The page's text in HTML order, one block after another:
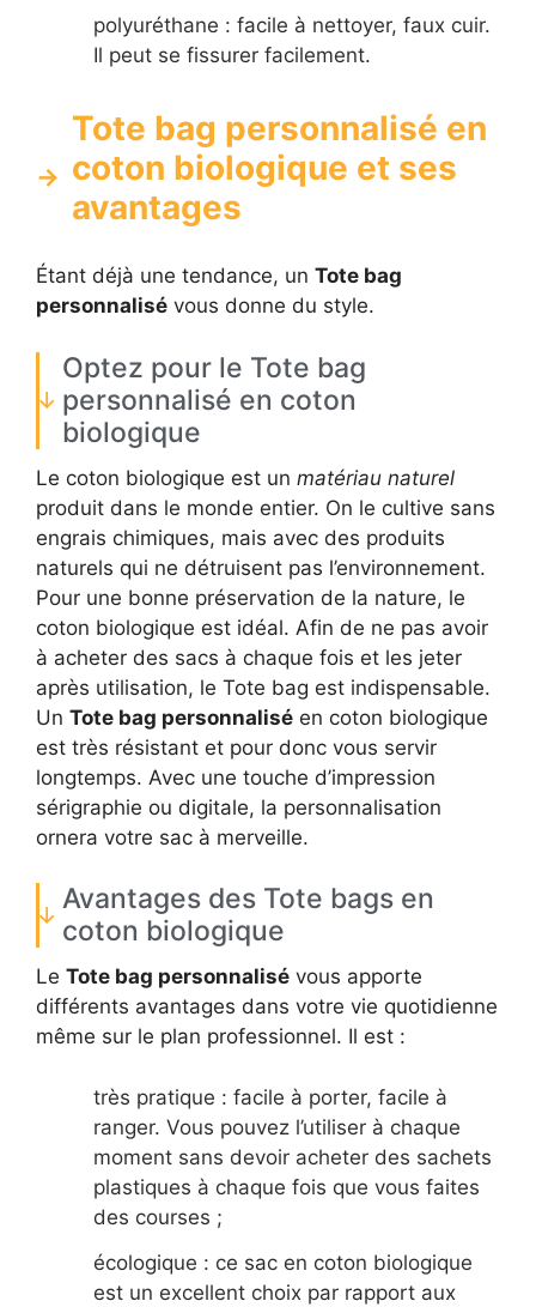
polyuréthane : facile à nettoyer, faux cuir.
Il peut se fissurer facilement.
Tote bag personnalisé en
coton biologique et ses
avantages
Étant déjà une tendance, un Tote bag
personnalisé vous donne du style.
Optez pour le Tote bag
personnalisé en coton
biologique
Le coton biologique est un matériau naturel
produit dans le monde entier. On le cultive sans
engrais chimiques, mais avec des produits
naturels qui ne détruisent pas l’environnement.
Pour une bonne préservation de la nature, le
coton biologique est idéal. Afin de ne pas avoir
à acheter des sacs à chaque fois et les jeter
après utilisation, le Tote bag est indispensable.
Un Tote bag personnalisé en coton biologique
est très résistant et pour donc vous servir
longtemps. Avec une touche d’impression
sérigraphie ou digitale, la personnalisation
ornera votre sac à merveille.
Avantages des Tote bags en
coton biologique
Le Tote bag personnalisé vous apporte
différents avantages dans votre vie quotidienne
même sur le plan professionnel. Il est :
très pratique : facile à porter, facile à
ranger. Vous pouvez l’utiliser à chaque
moment sans devoir acheter des sachets
plastiques à chaque fois que vous faites
des courses ;
écologique : ce sac en coton biologique
est un excellent choix par rapport aux